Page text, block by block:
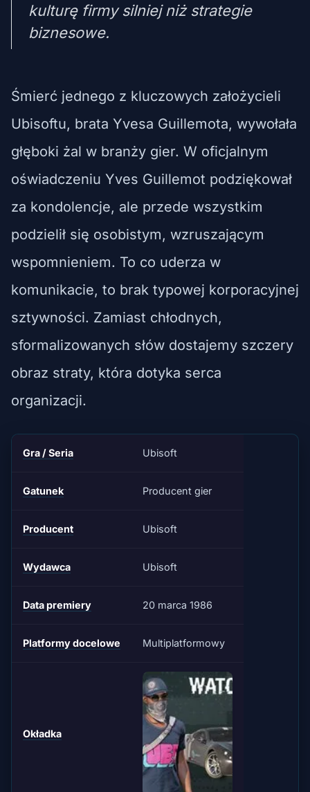
kulturę firmy silniej niż strategie
biznesowe.
Śmierć jednego z kluczowych założycieli
Ubisoftu, brata Yvesa Guillemota, wywołała
głęboki żal w branży gier. W oficjalnym
oświadczeniu Yves Guillemot podziękował
za kondolencje, ale przede wszystkim
podzielił się osobistym, wzruszającym
wspomnieniem. To co uderza w
komunikacie, to brak typowej korporacyjnej
sztywności. Zamiast chłodnych,
sformalizowanych słów dostajemy szczery
obraz straty, która dotyka serca
organizacji.
Gra / Seria Ubisoft
Gatunek Producent gier
Producent Ubisoft
Wydawca Ubisoft
Data premiery 20 marca 1986
Platformy docelowe Multiplatformowy
Okładka